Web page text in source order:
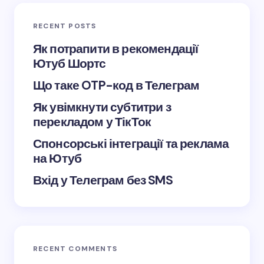
Submit Comment
RECENT POSTS
Як потрапити в рекомендації
Ютуб Шортс
Що таке OTP-код в Телеграм
Як увімкнути субтитри з
перекладом у ТікТок
Спонсорські інтеграції та реклама
на Ютуб
Вхід у Телеграм без SMS
RECENT COMMENTS